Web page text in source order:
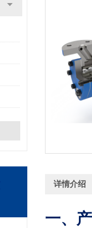
详情介绍
一、